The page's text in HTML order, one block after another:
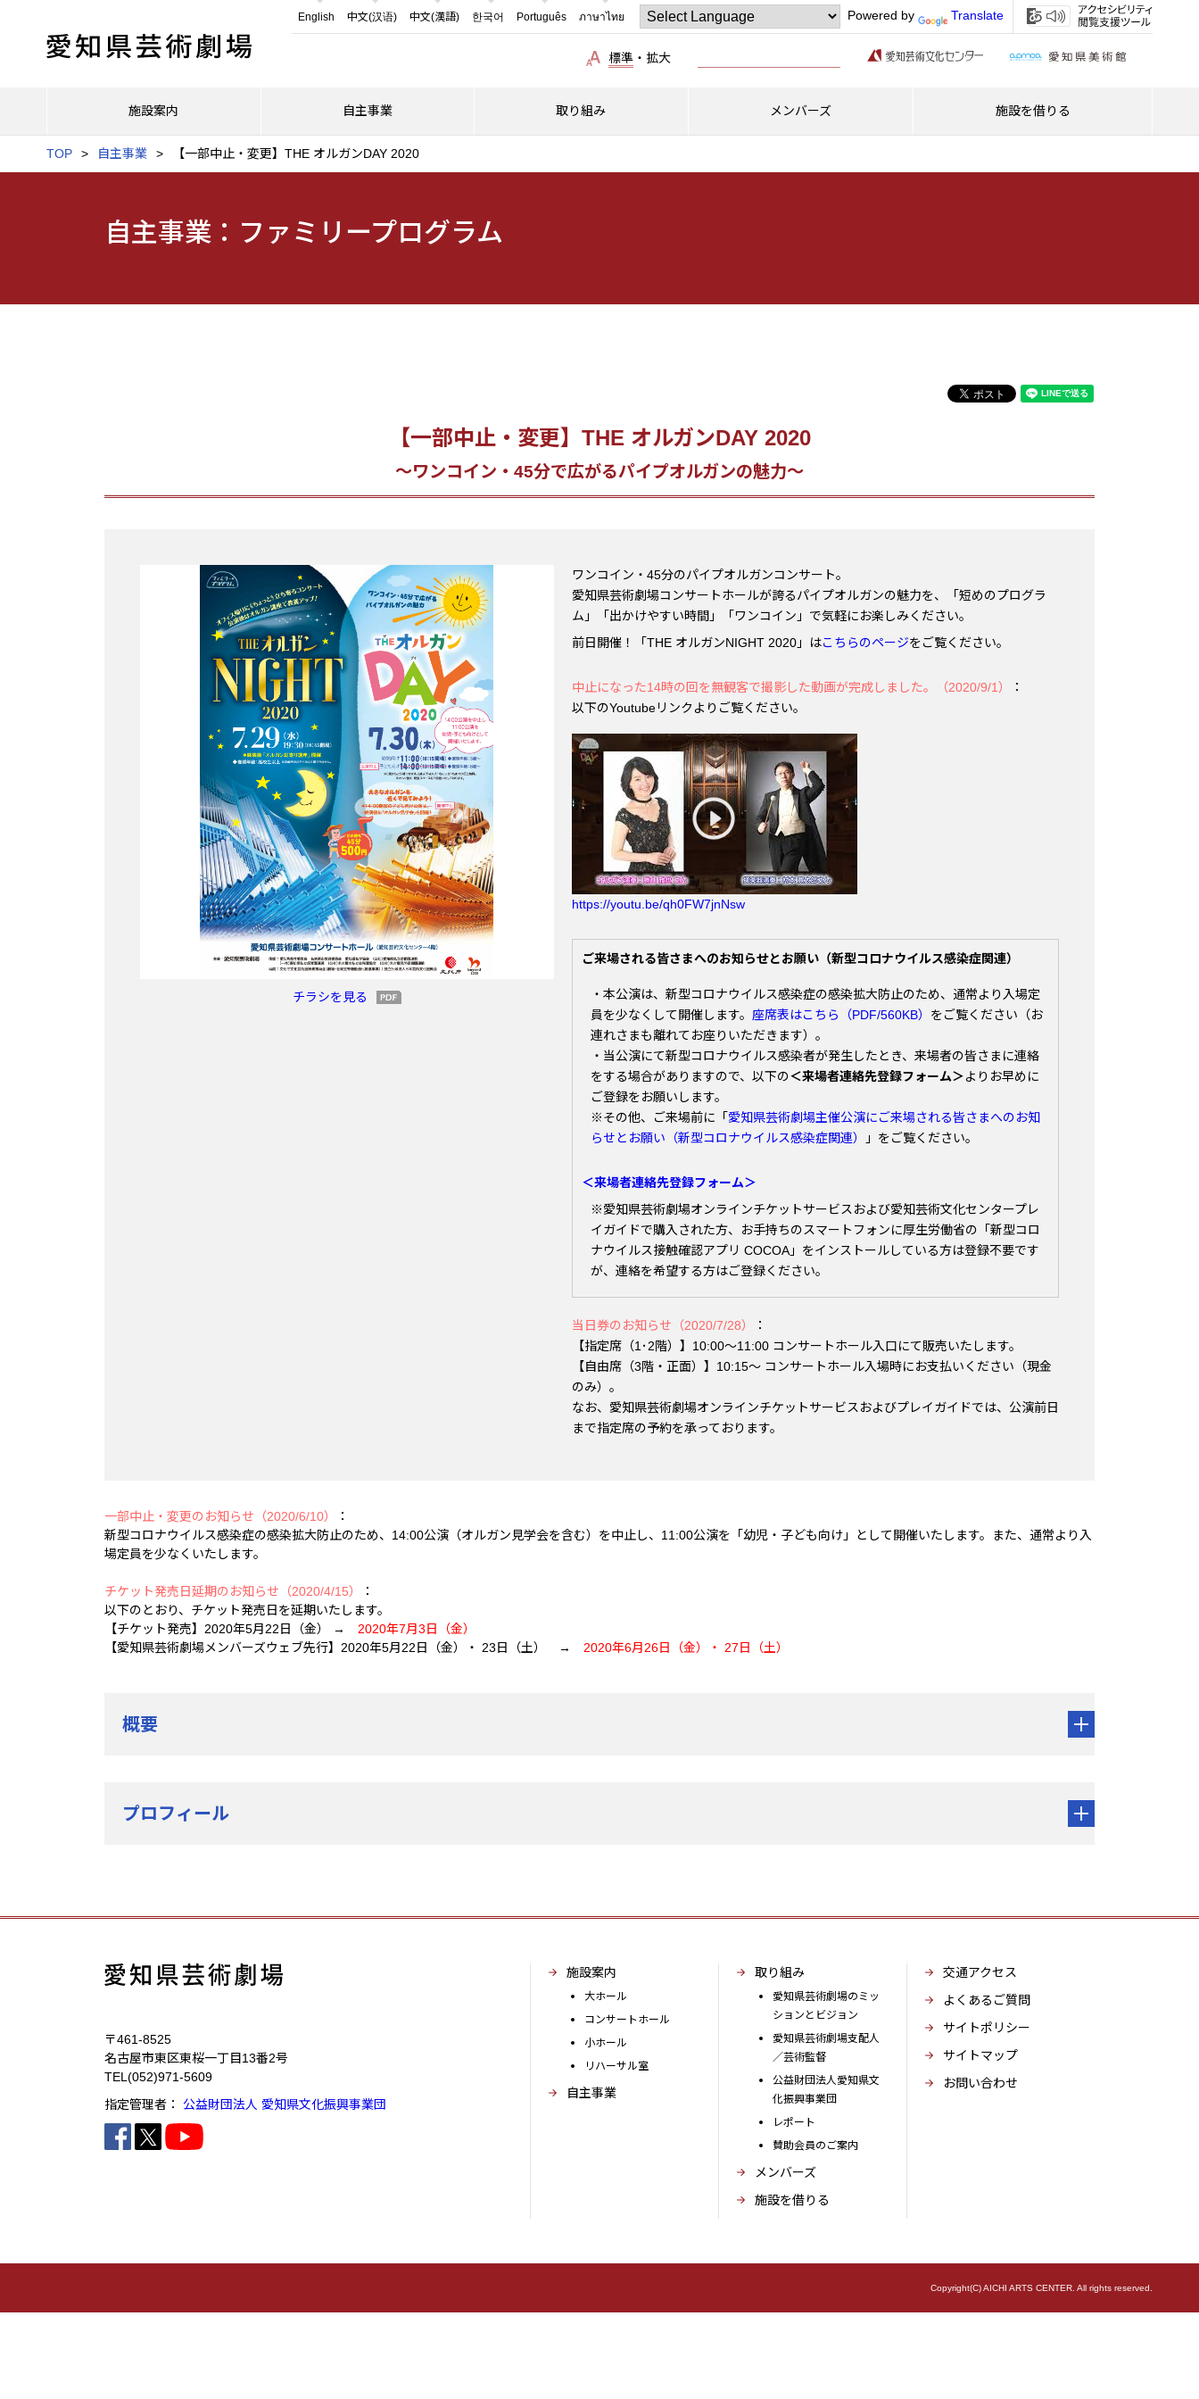
English 中文(汉语) 中文(漢語) 한국어 Português ภาษาไทย Powered by Translate
施設案内 自主事業 取り組み メンバーズ 施設を借りる
標準 ・ 拡大
TOP 自主事業 【一部中止・変更】THE オルガンDAY 2020
自主事業：ファミリープログラム
【一部中止・変更】THE オルガンDAY 2020
～ワンコイン・45分で広がるパイプオルガンの魅力～
チラシを見る
ワンコイン・45分のパイプオルガンコンサート。
愛知県芸術劇場コンサートホールが誇るパイプオルガンの魅力を、「短めのプログラ
ム」「出かけやすい時間」「ワンコイン」で気軽にお楽しみください。
前日開催！「THE オルガンNIGHT 2020」はこちらのページをご覧ください。
中止になった14時の回を無観客で撮影した動画が完成しました。（2020/9/1）
：
以下のYoutubeリンクよりご覧ください。
https://youtu.be/qh0FW7jnNsw
ご来場される皆さまへのお知らせとお願い（新型コロナウイルス感染症関連）
・本公演は、新型コロナウイルス感染症の感染拡大防止のため、通常より入場定
員を少なくして開催します。 座席表はこちら（PDF/560KB） をご覧ください（お
連れさまも離れてお座りいただきます）。
・当公演にて新型コロナウイルス感染者が発生したとき、来場者の皆さまに連絡
をする場合がありますので、以下の＜来場者連絡先登録フォーム＞よりお早めに
ご登録をお願いします。
※その他、ご来場前に「 愛知県芸術劇場主催公演にご来場される皆さまへのお知
らせとお願い（新型コロナウイルス感染症関連）
」をご覧ください。
＜来場者連絡先登録フォーム＞
※愛知県芸術劇場オンラインチケットサービスおよび愛知芸術文化センタープレ
イガイドで購入された方、お手持ちのスマートフォンに厚生労働省の「新型コロ
ナウイルス接触確認アプリ COCOA」をインストールしている方は登録不要です
が、連絡を希望する方はご登録ください。
当日券のお知らせ（2020/7/28）
：
【指定席（1･2階）】10:00～11:00 コンサートホール入口にて販売いたします。
【自由席（3階・正面）】10:15～ コンサートホール入場時にお支払いください（現金
のみ）。
なお、愛知県芸術劇場オンラインチケットサービスおよびプレイガイドでは、公演前日
まで指定席の予約を承っております。
一部中止・変更のお知らせ（2020/6/10）
：
新型コロナウイルス感染症の感染拡大防止のため、14:00公演（オルガン見学会を含む）を中止し、11:00公演を「幼児・子ども向け」として開催いたします。また、通常より入
場定員を少なくいたします。
チケット発売日延期のお知らせ（2020/4/15）
：
以下のとおり、チケット発売日を延期いたします。
【チケット発売】2020年5月22日（金） → 2020年7月3日（金）
【愛知県芸術劇場メンバーズウェブ先行】2020年5月22日（金）・ 23日（土） → 2020年6月26日（金）・ 27日（土）
概要
プロフィール
〒461-8525
名古屋市東区東桜一丁目13番2号
TEL (052)971-5609
指定管理者： 公益財団法人 愛知県文化振興事業団
施設案内
大ホール
コンサートホール
小ホール
リハーサル室
自主事業
取り組み
愛知県芸術劇場のミッ
ションとビジョン
愛知県芸術劇場支配人
／芸術監督
公益財団法人愛知県文
化振興事業団
レポート
賛助会員のご案内
メンバーズ
施設を借りる
交通アクセス
よくあるご質問
サイトポリシー
サイトマップ
お問い合わせ
Copyright(C) AICHI ARTS CENTER. All rights reserved.